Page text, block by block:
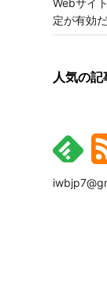
Webサイ
定が有効
人気の記